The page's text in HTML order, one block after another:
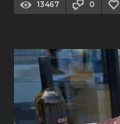
13467 0